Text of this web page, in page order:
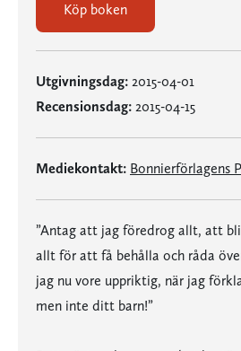
Köp boken
Utgivningsdag: 2015-04-01
Recensionsdag: 2015-04-15
Mediekontakt: Bonnierförlagens
”Antag att jag föredrog allt, att
allt för att få behålla och råda
jag nu vore uppriktig, när jag
men inte ditt barn!”